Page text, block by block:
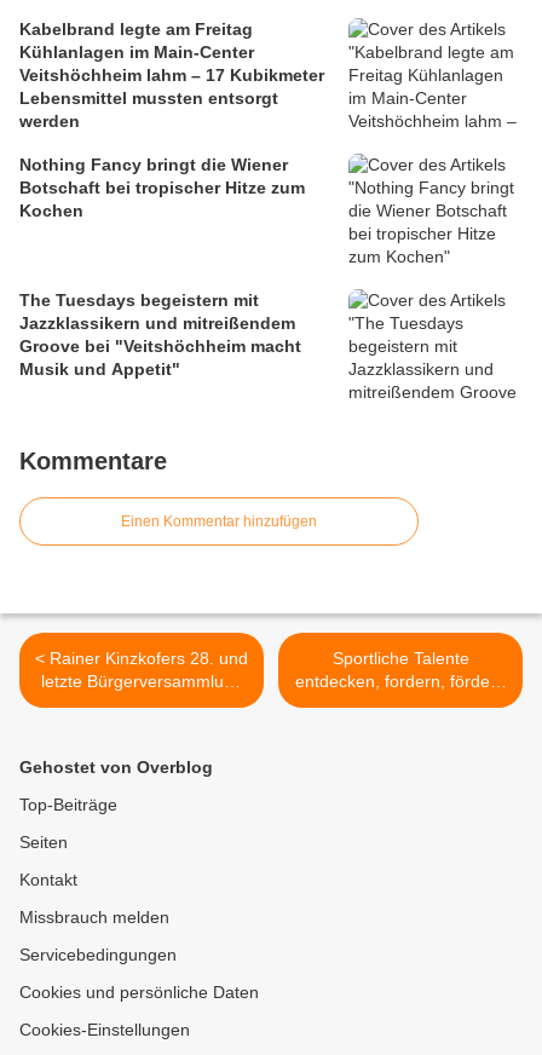
Kabelbrand legte am Freitag
Kühlanlagen im Main-Center
Veitshöchheim lahm – 17 Kubikmeter
Lebensmittel mussten entsorgt
werden
Nothing Fancy bringt die Wiener
Botschaft bei tropischer Hitze zum
Kochen
The Tuesdays begeistern mit
Jazzklassikern und mitreißendem
Groove bei "Veitshöchheim macht
Musik und Appetit"
Kommentare
Einen Kommentar hinzufügen
< Rainer Kinzkofers 28. und
letzte Bürgerversammlung
als Bürgermeister - Nur
Sportliche Talente
entdecken, fordern, fördern
- Gymnasium
Gehostet von Overblog
Top-Beiträge
Seiten
Kontakt
Missbrauch melden
Servicebedingungen
Cookies und persönliche Daten
Cookies-Einstellungen